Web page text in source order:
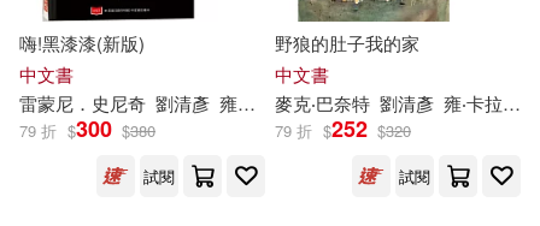
Mercedes (TRN)(1)
Patterson(1)
Sara Pennypacker/ Jon Klassen (IL
嗨!黑漆漆(新版)
中文書
雷蒙尼．史尼奇 劉清彥 雍．卡拉森（ JonKlassen）
79 折 $300 $380
試閱
野狼的肚子我的家
中文書
麥克‧巴奈特 劉清彥 雍‧卡拉森（
79 折 $252 $320
試閱